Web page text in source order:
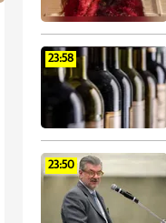
23:58
23:50